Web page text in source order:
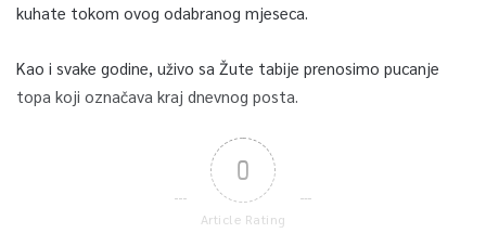
kuhate tokom ovog odabranog mjeseca.
Kao i svake godine, uživo sa Žute tabije prenosimo pucanje
topa koji označava kraj dnevnog posta.
0
Article Rating